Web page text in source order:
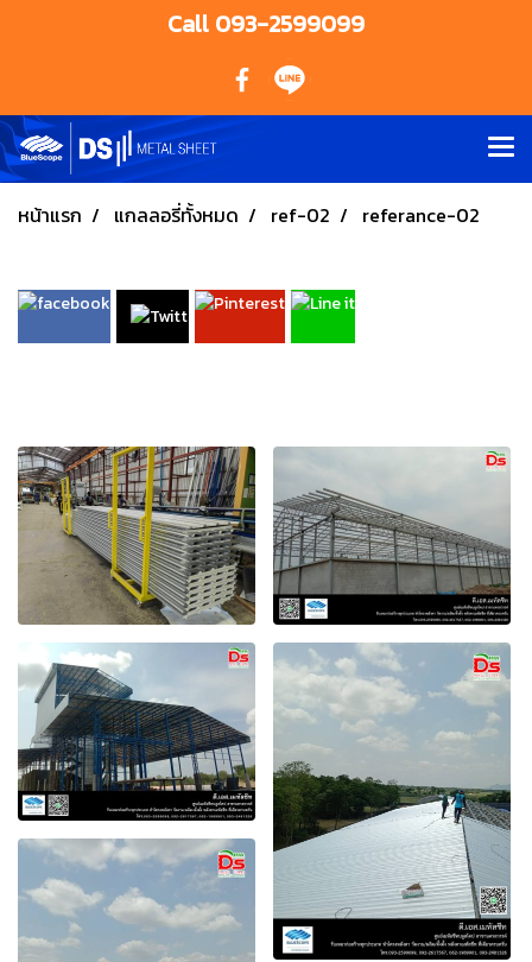
Call 093-2599099
หน้าแรก แกลลอรี่ทั้งหมด ref-02 referance-02